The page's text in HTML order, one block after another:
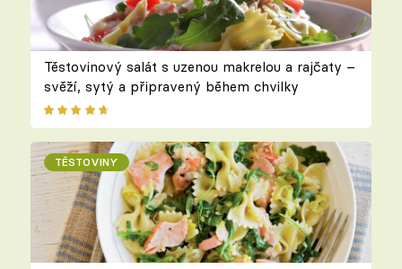
Těstovinový salát s uzenou makrelou a rajčaty –
svěží, sytý a připravený během chvilky
TĚSTOVINY